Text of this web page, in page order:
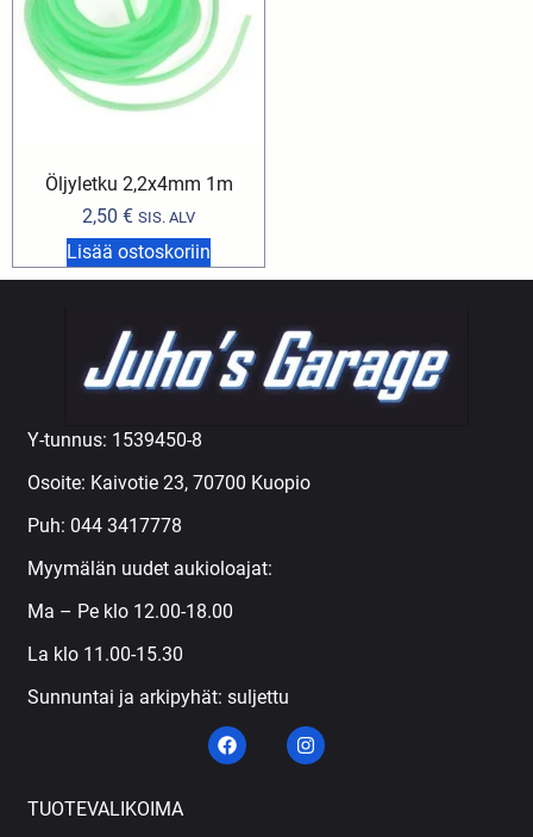
Öljyletku 2,2x4mm 1m
2,50 € SIS. ALV
Lisää ostoskoriin
Y-tunnus: 1539450-8
Osoite: Kaivotie 23, 70700 Kuopio
Puh: 044 3417778
Myymälän uudet aukioloajat:
Ma – Pe klo 12.00-18.00
La klo 11.00-15.30
Sunnuntai ja arkipyhät: suljettu
TUOTEVALIKOIMA